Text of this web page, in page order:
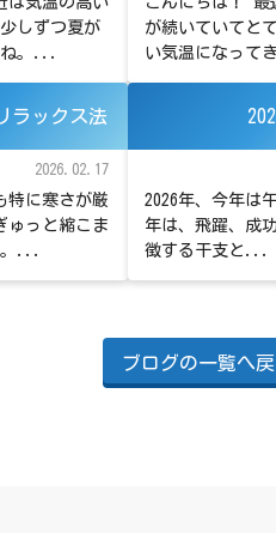
しずつ夏が
ね。...
が続いていてと
い気温になって
ラックス法
2026.02.17
特に寒さが厳
ゅっと縮こま
。...
2026年、今年は
年は、飛躍、成
徴する干支と...
ブログの一覧へ戻